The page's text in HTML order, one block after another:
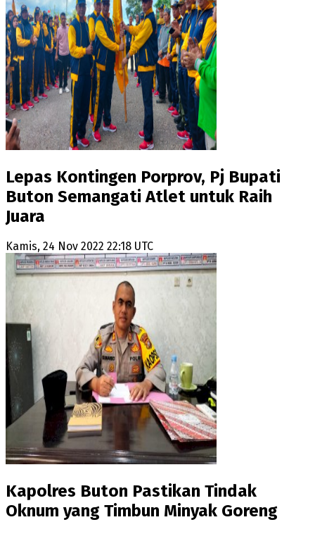
Lepas Kontingen Porprov, Pj Bupati
Buton Semangati Atlet untuk Raih
Juara
Kamis, 24 Nov 2022 22:18 UTC
Kapolres Buton Pastikan Tindak
Oknum yang Timbun Minyak Goreng